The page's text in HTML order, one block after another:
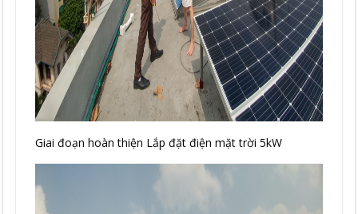
Giai đoạn hoàn thiện Lắp đặt điện mặt trời 5kW